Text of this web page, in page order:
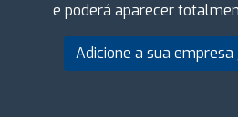
e poderá aparecer
Adicione a sua